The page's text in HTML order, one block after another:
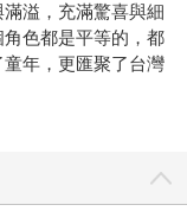
溢，充滿驚喜與細
色都是平等的，都
年，更匯聚了台灣